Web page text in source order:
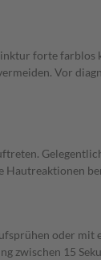
forte
Vor
oder
zwischen 15